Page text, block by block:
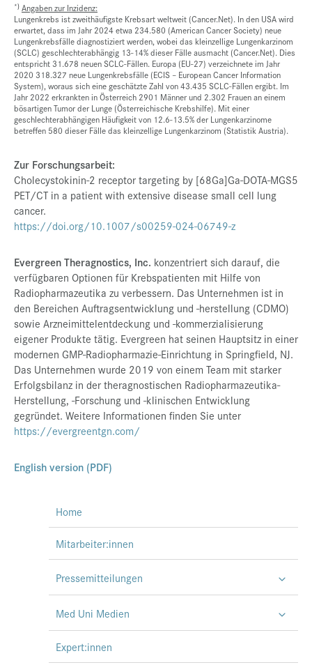
*) Angaben zur Inzidenz:
Lungenkrebs ist zweithäufigste Krebsart weltweit (Cancer.Net). In den USA wird
erwartet, dass im Jahr 2024 etwa 234.580 (American Cancer Society) neue
Lungenkrebsfälle diagnostiziert werden, wobei das kleinzellige Lungenkarzinom
(SCLC) geschlechterabhängig 13-14% dieser Fälle ausmacht (Cancer.Net). Dies
entspricht 31.678 neuen SCLC-Fällen. Europa (EU-27) verzeichnete im Jahr
2020 318.327 neue Lungenkrebsfälle (ECIS – European Cancer Information
System), woraus sich eine geschätzte Zahl von 43.435 SCLC-Fällen ergibt. Im
Jahr 2022 erkrankten in Österreich 2901 Männer und 2.302 Frauen an einem
bösartigen Tumor der Lunge (Österreichische Krebshilfe). Mit einer
geschlechterabhängigen Häufigkeit von 12.6-13.5% der Lungenkarzinome
betreffen 580 dieser Fälle das kleinzellige Lungenkarzinom (Statistik Austria).
Zur Forschungsarbeit:
Cholecystokinin-2 receptor targeting by [68Ga]Ga-DOTA-MGS5
PET/CT in a patient with extensive disease small cell lung
cancer.
https://doi.org/10.1007/s00259-024-06749-z
Evergreen Theragnostics, Inc. konzentriert sich darauf, die
verfügbaren Optionen für Krebspatienten mit Hilfe von
Radiopharmazeutika zu verbessern. Das Unternehmen ist in
den Bereichen Auftragsentwicklung und -herstellung (CDMO)
sowie Arzneimittelentdeckung und -kommerzialisierung
eigener Produkte tätig. Evergreen hat seinen Hauptsitz in einer
modernen GMP-Radiopharmazie-Einrichtung in Springfield, NJ.
Das Unternehmen wurde 2019 von einem Team mit starker
Erfolgsbilanz in der theragnostischen Radiopharmazeutika-
Herstellung, -Forschung und -klinischen Entwicklung
gegründet. Weitere Informationen finden Sie unter
https://evergreentgn.com/
English version (PDF)
Home
Mitarbeiter:innen
Pressemitteilungen
Med Uni Medien
Expert:innen